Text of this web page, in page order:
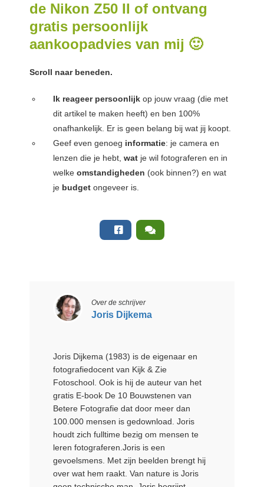
de Nikon Z50 II of ontvang
gratis persoonlijk
aankoopadvies van mij 🙂
Scroll naar beneden.
Ik reageer persoonlijk op jouw vraag (die met
dit artikel te maken heeft) en ben 100%
onafhankelijk. Er is geen belang bij wat jij koopt.
Geef even genoeg informatie: je camera en
lenzen die je hebt,wat je wil fotograferen en in
welke omstandigheden (ook binnen?) en wat
je budget ongeveer is.
Over de schrijver
Joris Dijkema
Joris Dijkema (1983) is de eigenaar en
fotografiedocent van Kijk & Zie
Fotoschool. Ook is hij de auteur van het
gratis E-book De 10 Bouwstenen van
Betere Fotografie dat door meer dan
100.000 mensen is gedownload. Joris
houdt zich fulltime bezig om mensen te
leren fotograferen.Joris is een
gevoelsmens. Met zijn beelden brengt hij
over wat hem raakt. Van nature is Joris